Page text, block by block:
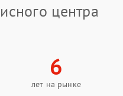
центра
6
лет на рынке